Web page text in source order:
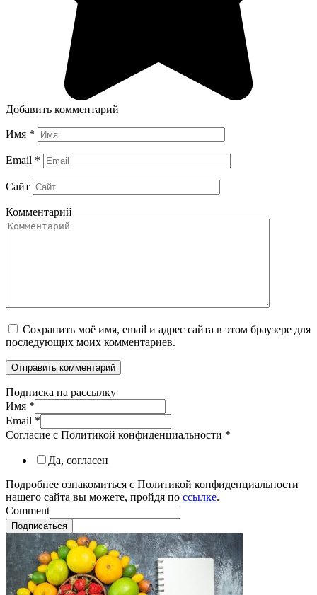
Добавить комментарий
Имя *
Email *
Сайт
Комментарий
Сохранить моё имя, email и адрес сайта в этом браузере для
последующих моих комментариев.
Подписка на рассылку
Имя *
Email *
Согласие с Политикой конфиденциальности *
Да, согласен
Подробнее ознакомиться с Политикой конфиденциальности
нашего сайта вы можете, пройдя по ссылке.
Comment
Подписаться